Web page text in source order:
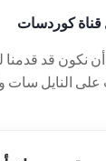
قناة كوردسات
نكون قد قدمنا
على النايل سات